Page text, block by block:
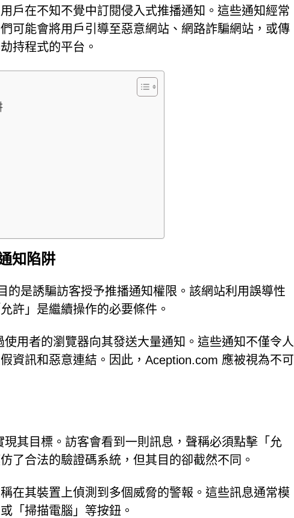
戶在不知不覺中訂閱侵入式推播通知。這些通知經常
可能會將用戶引導至惡意網站、網路詐騙網站，或傳
持程式的平台。
知陷阱
的是誘騙訪客授予推播通知權限。該網站利用誤導性
許」是繼續操作的必要條件。
用者的瀏覽器向其發送大量通知。這些通知不僅令人
資訊和惡意連結。因此，Aception.com 應被視為不可
其目標。訪客會看到一則訊息，聲稱必須點擊「允
了合法的驗證碼系統，但其目的卻截然不同。
在其裝置上偵測到多個威脅的警報。這些訊息通常模
「掃描電腦」等按鈕。